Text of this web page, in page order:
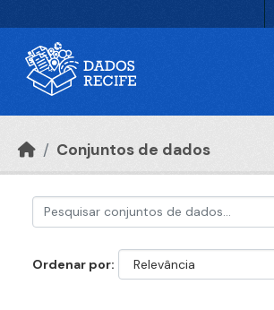
Conjuntos de dados
Ordenar por